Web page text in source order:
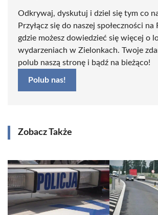
Odkrywaj, dyskutuj i dziel się tym co
Przyłącz się do naszej społeczności na
gdzie możesz dowiedzieć się więcej o
wydarzeniach w Zielonkach. Twoje
polub naszą stronę i bądź na bieżąco!
Polub nas!
Zobacz Także